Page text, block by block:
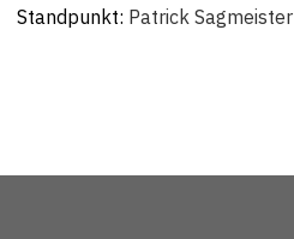
Standpunkt: Patrick Sagmeister